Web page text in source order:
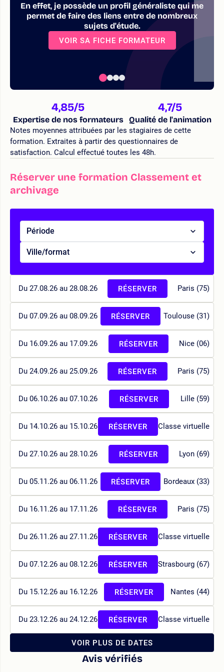
En effet, je possède un profil généraliste qui me
permet de faire des liens entre de nombreux
sujets d'étude.
VOIR SA FICHE FORMATEUR
4,85/5
Expertise de nos formateurs
4,7/5
Qualité de l'animation
Notes moyennes attribuées par les stagiaires de cette
formation. Extraites à partir des questionnaires de
satisfaction. Calcul effectué toutes les 48h.
Réserver une formation Classement et
archivage
Période
Ville/format
Du 27.08.26 au 28.08.26 Paris (75)
RÉSERVER
Du 07.09.26 au 08.09.26 Toulouse (31)
RÉSERVER
Du 16.09.26 au 17.09.26 Nice (06)
RÉSERVER
Du 24.09.26 au 25.09.26 Paris (75)
RÉSERVER
Du 06.10.26 au 07.10.26 Lille (59)
RÉSERVER
Du 14.10.26 au 15.10.26 Classe virtuelle
RÉSERVER
Du 27.10.26 au 28.10.26 Lyon (69)
RÉSERVER
Du 05.11.26 au 06.11.26 Bordeaux (33)
RÉSERVER
Du 16.11.26 au 17.11.26 Paris (75)
RÉSERVER
Du 26.11.26 au 27.11.26 Classe virtuelle
RÉSERVER
Du 07.12.26 au 08.12.26 Strasbourg (67)
RÉSERVER
Du 15.12.26 au 16.12.26 Nantes (44)
RÉSERVER
Du 23.12.26 au 24.12.26 Classe virtuelle
RÉSERVER
VOIR PLUS DE DATES
Avis vérifiés